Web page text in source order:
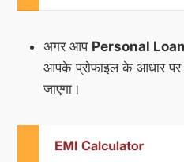
अगर आप Personal Loan
आपके प्रोफाइल के आधार पर
जाएगा।